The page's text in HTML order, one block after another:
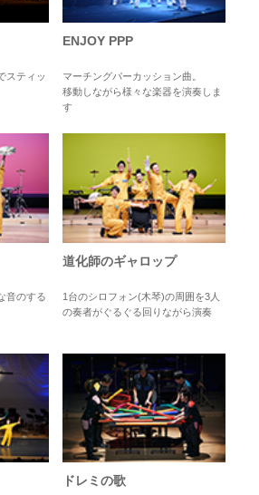
スティッ
ENJOY PPP
マーチングパーカッション曲。
移動しながら様々な楽器を演奏しま
す
音のする
道化師のギャロップ
1台のシロフォン(木琴)の周囲を3人
の奏者がぐるぐる回りながら演奏
ドレミの歌